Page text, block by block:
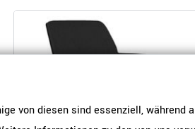
von diesen sind essenziell, während